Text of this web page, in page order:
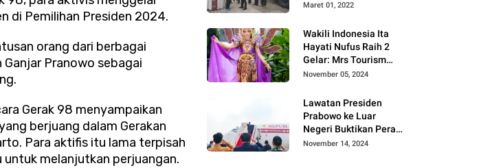
di Pemilihan Presiden 2024.
orang dari berbagai
Pranowo sebagai
Gerak 98 menyampaikan
berjuang dalam Gerakan
Para aktifis itu lama terpisah
melanjutkan perjuangan.
di Pasaman Barat
Maret 01, 2022
Wakili Indonesia Ita
Hayati Nufus Raih 2
Gelar: Mrs Tourism
2024 dan Fourth
Worldwide
International 2024, di
Pemilihan Mrs
Worldwide 2024
November 05, 2024
Lawatan Presiden
Prabowo ke Luar
Negeri Buktikan Peran
Strategis Indonesia di
November 14, 2024